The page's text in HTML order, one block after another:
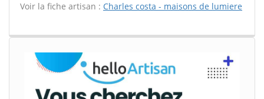
Voir la fiche artisan : Charles costa - maisons de lumiere